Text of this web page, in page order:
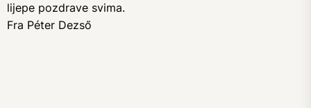
lijepe pozdrave svima.
Fra Péter Dezső